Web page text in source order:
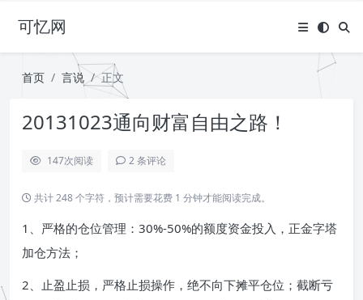
可忆网
首页 言说 正文
20131023通向财富自由之路！
147次阅读 2 条评论
共计 248 个字符，预计需要花费 1 分钟才能阅读完成。
1、严格的仓位管理：30%-50%的额度资金投入，正金字塔
加仓方法；
2、止盈止损，严格止损操作，绝不向下摊平仓位；截断亏